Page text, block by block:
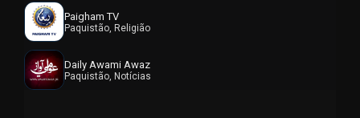
Paigham TV
Paquistão, Religião
Daily Awami Awaz
Paquistão, Notícias